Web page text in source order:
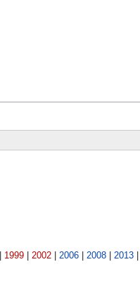
1999 2002 2006 2008 2013